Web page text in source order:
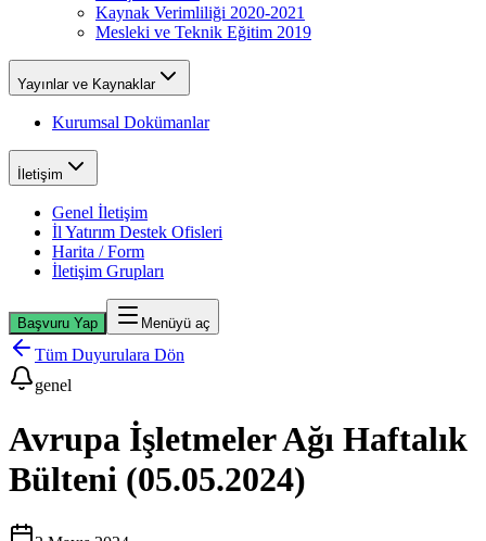
Kaynak Verimliliği 2020-2021
Mesleki ve Teknik Eğitim 2019
Yayınlar ve Kaynaklar
Kurumsal Dokümanlar
İletişim
Genel İletişim
İl Yatırım Destek Ofisleri
Harita / Form
İletişim Grupları
Başvuru Yap Menüyü aç
Tüm Duyurulara Dön
genel
Avrupa İşletmeler Ağı Haftalık
Bülteni (05.05.2024)